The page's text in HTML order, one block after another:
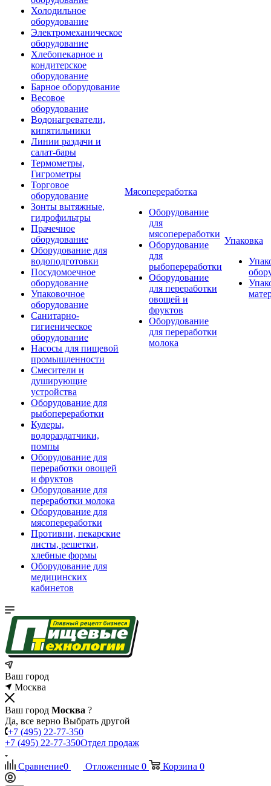
Холодильное
оборудование
Электромеханическое
оборудование
Хлебопекарное и
кондитерское
оборудование
Барное оборудование
Весовое
оборудование
Водонагреватели,
кипятильники
Линии раздачи и
салат-бары
Термометры,
Гигрометры
Торговое
оборудование
Зонты вытяжные,
гидрофильтры
Прачечное
оборудование
Оборудование для
водоподготовки
Посудомоечное
оборудование
Упаковочное
оборудование
Санитарно-
гигиеническое
оборудование
Насосы для пищевой
промышленности
Смесители и
душирующие
устройства
Оборудование для
рыбопереработки
Кулеры,
водораздатчики,
помпы
Оборудование для
переработки овощей
и фруктов
Оборудование для
переработки молока
Оборудование для
мясопереработки
Противни, пекарские
листы, решетки,
хлебные формы
Оборудование для
медицинских
кабинетов
Мясопереработка
Оборудование
для
мясопереработки
Оборудование
для
рыбопереработки
Оборудование
для переработки
овощей и
фруктов
Оборудование
для переработки
молока
Упаковка
Ваш город
Москва
Ваш город Москва ?
Да, все верно Выбрать другой
+7 (495) 22-77-350
+7 (495) 22-77-350Отдел продаж
Сравнение0 Отложенные 0 Корзина 0